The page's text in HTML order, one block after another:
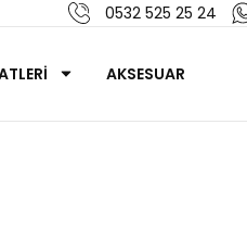
0532 525 25 24
AKSESUAR